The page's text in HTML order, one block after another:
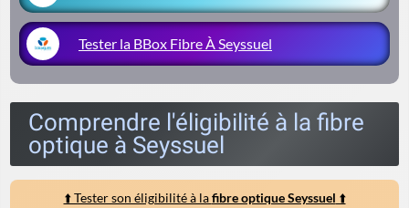
Tester la BBox Fibre À Seyssuel
Comprendre l'éligibilité à la fibre
optique à Seyssuel
⬆️ Tester son éligibilité à lafibre optique Seyssuel ⬆️